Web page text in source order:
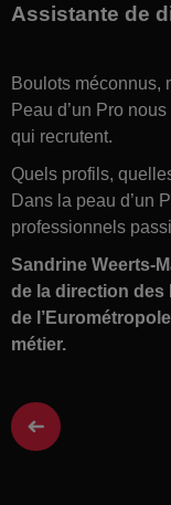
Assistante de
Boulots méconnus,
Peau d’un Pro
qui recrutent.
Quels profils,
Dans la peau d’un
professionnels
Sandrine Weerts-
de la direction des
de
métier.